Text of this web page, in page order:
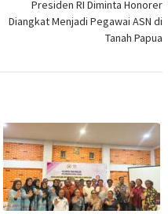
Presiden RI Diminta Honorer
Diangkat Menjadi Pegawai ASN di
Tanah Papua